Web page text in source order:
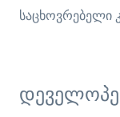
საცხოვრებელი